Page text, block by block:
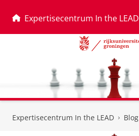
Expertisecentrum In the LEAD
Expertisecentrum In the LEAD Blog